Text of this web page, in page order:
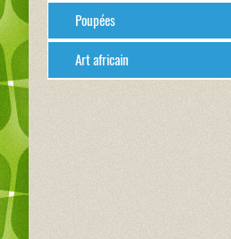
Poupées
Art africain